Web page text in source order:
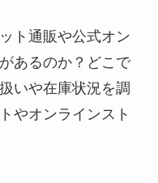
ト通販や公式オン
あるのか？どこで
いや在庫状況を調
やオンラインスト